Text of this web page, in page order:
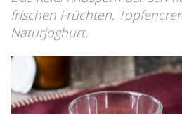
frischen Früchten,
Naturjoghurt.